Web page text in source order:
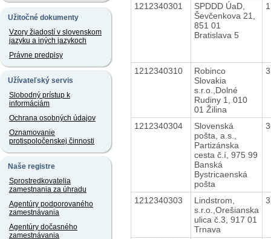
Užitočné dokumenty
Vzory žiadostí v slovenskom
jazyku a iných jazykoch
Právne predpisy
Užívateľský servis
Slobodný prístup k
informáciám
Ochrana osobných údajov
Oznamovanie
protispoločenskej činnosti
Naše registre
Sprostredkovatelia
zamestnania za úhradu
Agentúry podporovaného
zamestnávania
Agentúry dočasného
zamestnávania
1212340301
SPDDD ÚaD,
Ševčenkova 21,
851 01
Bratislava 5
1212340310
Robinco
Slovakia
s.r.o.,Dolné
Rudiny 1, 010
01 Žilina
1212340304
Slovenská
pošta, a.s.,
Partizánska
cesta č.í, 975 99
Banská
Bystricaenská
pošta
1212340303
Lindstrom,
s.r.o.,Orešianska
ulica č.3, 917 01
Trnava